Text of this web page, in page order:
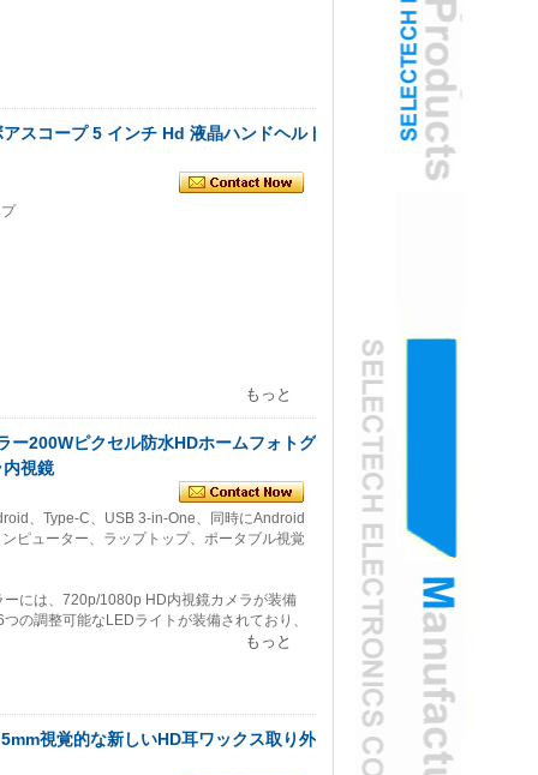
スコープ 5 インチ Hd 液晶ハンドヘルド
もっと
ー200Wピクセル防水HDホームフォトグ
視鏡
、Type-C、USB 3-in-One、同時にAndroid
ピューター、ラップトップ、ポータブル視覚
には、720p/1080p HD内視鏡カメラが装備
の調整可能なLEDライトが装備されており、
もっと
視覚的な新しいHD耳ワックス取り外